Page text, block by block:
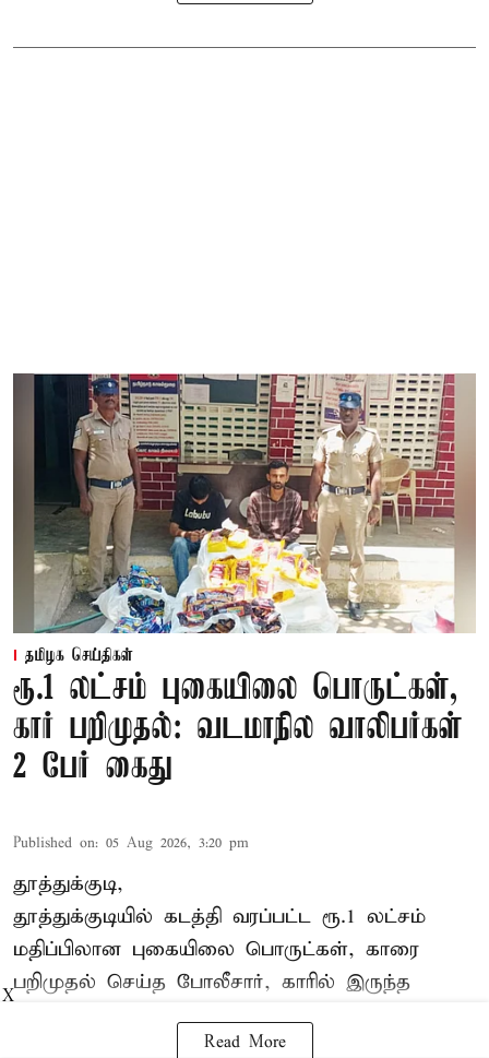
தமிழக செய்திகள்
ரூ.1 லட்சம் புகையிலை பொருட்கள்,
கார் பறிமுதல்: வடமாநில வாலிபர்கள்
2 பேர் கைது
Published on: 05 Aug 2026, 3:20 pm
தூத்துக்குடி,
தூத்துக்குடியில் கடத்தி வரப்பட்ட ரூ.1 லட்சம்
மதிப்பிலான புகையிலை பொருட்கள், காரை
பறிமுதல் செய்த போலீசார், காரில் இருந்த
Read More
X